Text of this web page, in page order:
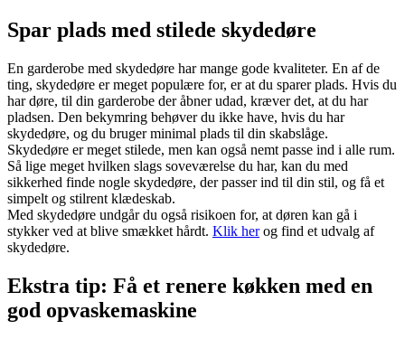
Spar plads med stilede skydedøre
En garderobe med skydedøre har mange gode kvaliteter. En af de
ting, skydedøre er meget populære for, er at du sparer plads. Hvis du
har døre, til din garderobe der åbner udad, kræver det, at du har
pladsen. Den bekymring behøver du ikke have, hvis du har
skydedøre, og du bruger minimal plads til din skabslåge.
Skydedøre er meget stilede, men kan også nemt passe ind i alle rum.
Så lige meget hvilken slags soveværelse du har, kan du med
sikkerhed finde nogle skydedøre, der passer ind til din stil, og få et
simpelt og stilrent klædeskab.
Med skydedøre undgår du også risikoen for, at døren kan gå i
stykker ved at blive smækket hårdt. Klik her og find et udvalg af
skydedøre.
Ekstra tip: Få et renere køkken med en
god opvaskemaskine